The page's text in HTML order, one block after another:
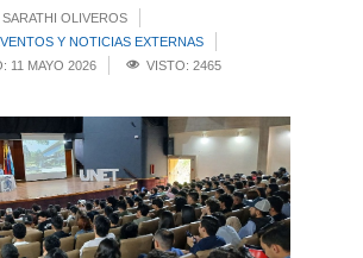
OLIVEROS
Y NOTICIAS EXTERNAS
11 MAYO 2026
VISTO: 2465